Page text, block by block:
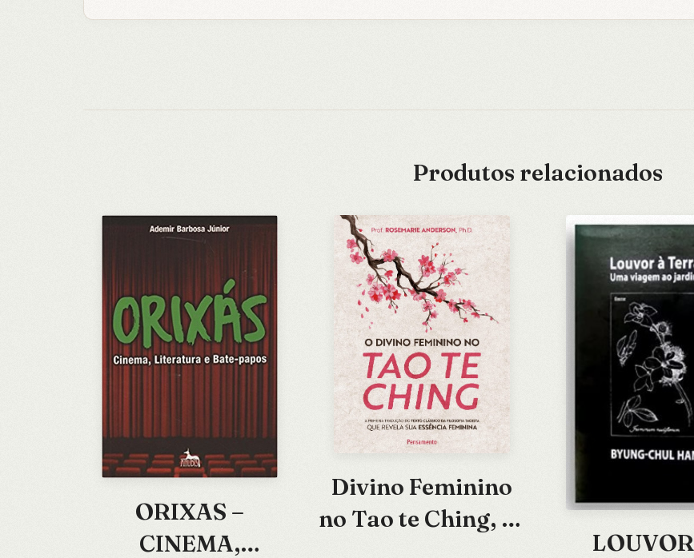
Produtos relacionados
ORIXAS –
CINEMA,
Divino Feminino
no Tao te Ching, O: